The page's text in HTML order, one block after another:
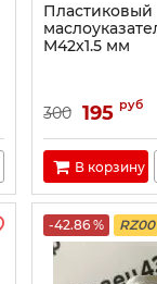
Пластиковый
M42х1.5 мм
300 195 руб
В корзину
-42.86 %